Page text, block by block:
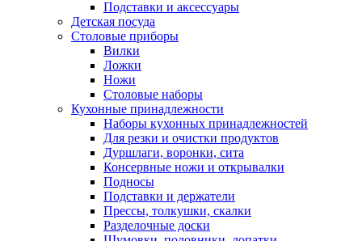
Подставки и аксессуары
Детская посуда
Столовые приборы
Вилки
Ложки
Ножи
Столовые наборы
Кухонные принадлежности
Наборы кухонных принадлежностей
Для резки и очистки продуктов
Дуршлаги, воронки, сита
Консервные ножи и открывалки
Подносы
Подставки и держатели
Прессы, толкушки, скалки
Разделочные доски